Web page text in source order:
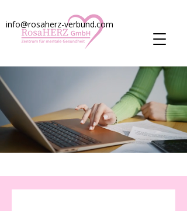
info@rosaherz-verbund.com